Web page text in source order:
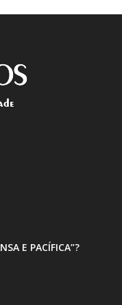
E PACÍFICA”?